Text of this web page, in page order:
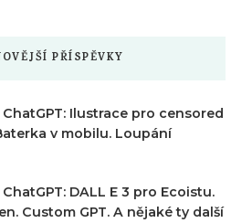
PŘÍSPĚVKY
ChatGPT: Ilustrace pro censored
v mobilu. Loupání
DALL E 3 pro Ecoistu.
Custom GPT. A nějaké ty další